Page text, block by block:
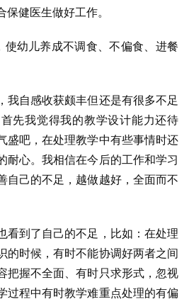
健医生做好工作。
幼儿养成不调食、不偏食、进餐
我自感收获颇丰但还是有很多不足
先我觉得我的教学设计能力还待
盛吧，在处理教学中有些事情时还
耐心。我相信在今后的工作和学习
自己的不足，越做越好，全面而不
看到了自己的不足，比如：在处理
的时候，有时不能协调好两者之间
把握不全面、有时只求形式，忽视
过程中有时教学难重点处理的有偏